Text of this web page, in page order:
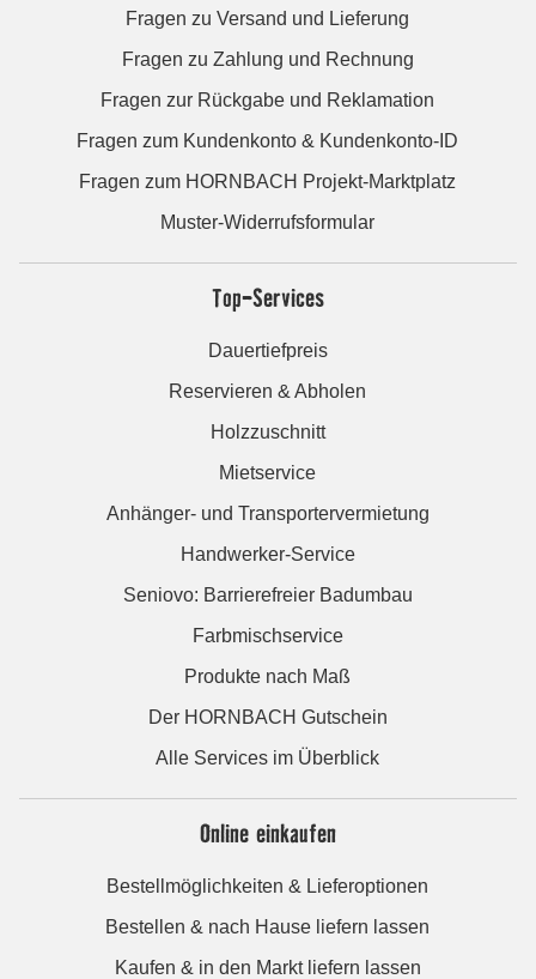
Fragen zu Versand und Lieferung
Fragen zu Zahlung und Rechnung
Fragen zur Rückgabe und Reklamation
Fragen zum Kundenkonto & Kundenkonto-ID
Fragen zum HORNBACH Projekt-Marktplatz
Muster-Widerrufsformular
Top-Services
Dauertiefpreis
Reservieren & Abholen
Holzzuschnitt
Mietservice
Anhänger- und Transportervermietung
Handwerker-Service
Seniovo: Barrierefreier Badumbau
Farbmischservice
Produkte nach Maß
Der HORNBACH Gutschein
Alle Services im Überblick
Online einkaufen
Bestellmöglichkeiten & Lieferoptionen
Bestellen & nach Hause liefern lassen
Kaufen & in den Markt liefern lassen